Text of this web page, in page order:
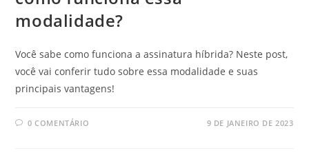
modalidade?
Você sabe como funciona a assinatura híbrida? Neste post,
você vai conferir tudo sobre essa modalidade e suas
principais vantagens!
0 COMENTÁRIO 9 DE JANEIRO DE 2023